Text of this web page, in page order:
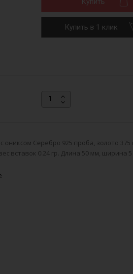
Купить в 1 клик
ониксом Серебро 925 проба, золото 375
вставок 0.24 гр. Длина 50 мм, ширина